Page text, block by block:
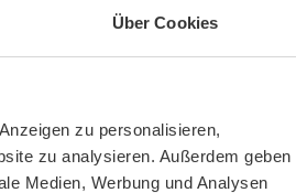
Über Cookies
zu personalisieren,
zu analysieren. Außerdem geben
Medien, Werbung und Analysen